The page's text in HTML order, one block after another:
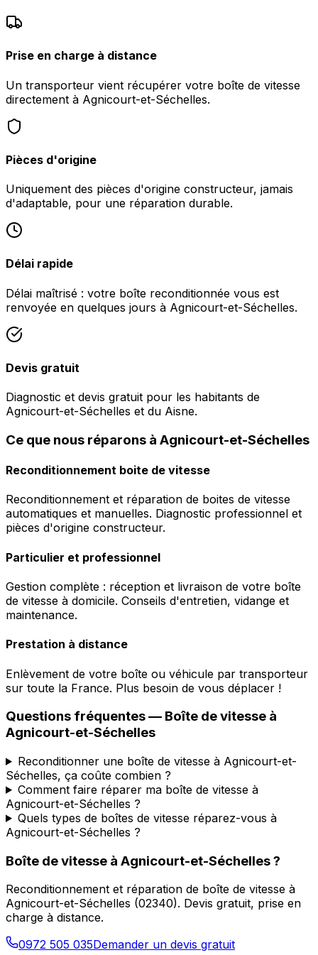
Prise en charge à distance
Un transporteur vient récupérer votre boîte de vitesse
directement à Agnicourt-et-Séchelles.
Pièces d'origine
Uniquement des pièces d'origine constructeur, jamais
d'adaptable, pour une réparation durable.
Délai rapide
Délai maîtrisé : votre boîte reconditionnée vous est
renvoyée en quelques jours à Agnicourt-et-Séchelles.
Devis gratuit
Diagnostic et devis gratuit pour les habitants de
Agnicourt-et-Séchelles et du Aisne.
Ce que nous réparons à Agnicourt-et-Séchelles
Reconditionnement boite de vitesse
Reconditionnement et réparation de boites de vitesse
automatiques et manuelles. Diagnostic professionnel et
pièces d'origine constructeur.
Particulier et professionnel
Gestion complète : réception et livraison de votre boîte
de vitesse à domicile. Conseils d'entretien, vidange et
maintenance.
Prestation à distance
Enlèvement de votre boîte ou véhicule par transporteur
sur toute la France. Plus besoin de vous déplacer !
Questions fréquentes — Boîte de vitesse à
Agnicourt-et-Séchelles
Reconditionner une boîte de vitesse à Agnicourt-et-
Séchelles, ça coûte combien ?
Comment faire réparer ma boîte de vitesse à
Agnicourt-et-Séchelles ?
Quels types de boîtes de vitesse réparez-vous à
Agnicourt-et-Séchelles ?
Boîte de vitesse à Agnicourt-et-Séchelles?
Reconditionnement et réparation de boîte de vitesse à
Agnicourt-et-Séchelles (02340). Devis gratuit, prise en
charge à distance.
0972 505 035Demander un devis gratuit